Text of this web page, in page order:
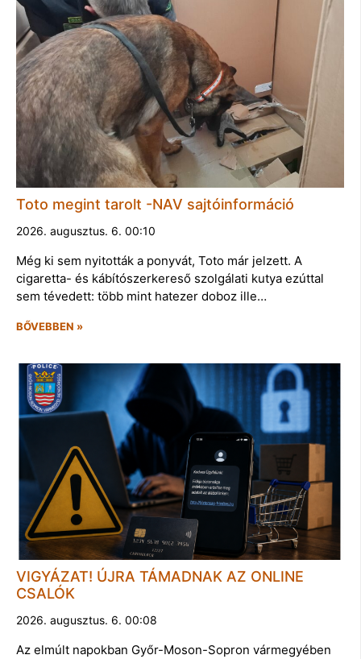
Toto megint tarolt -NAV sajtóinformáció
2026. augusztus. 6. 00:10
Még ki sem nyitották a ponyvát, Toto már jelzett. A
cigaretta- és kábítószerkereső szolgálati kutya ezúttal
sem tévedett: több mint hatezer doboz ille…
BŐVEBBEN »
VIGYÁZAT! ÚJRA TÁMADNAK AZ ONLINE
CSALÓK
2026. augusztus. 6. 00:08
Az elmúlt napokban Győr-Moson-Sopron vármegyében